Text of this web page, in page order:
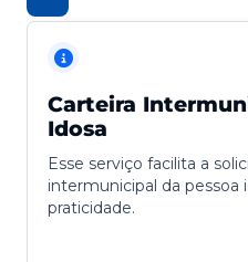
Carteira
Idosa
Esse serviço facilita a
intermunicipal da pessoa
praticidade.